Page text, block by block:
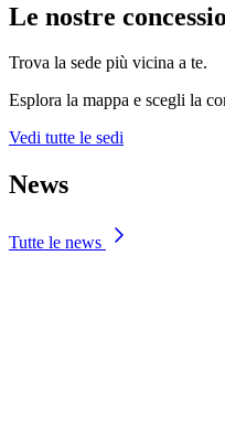
Le nostre
Trova la sede più vicina a te.
Esplora la mappa e scegli la
Vedi tutte le sedi
News
Tutte le news